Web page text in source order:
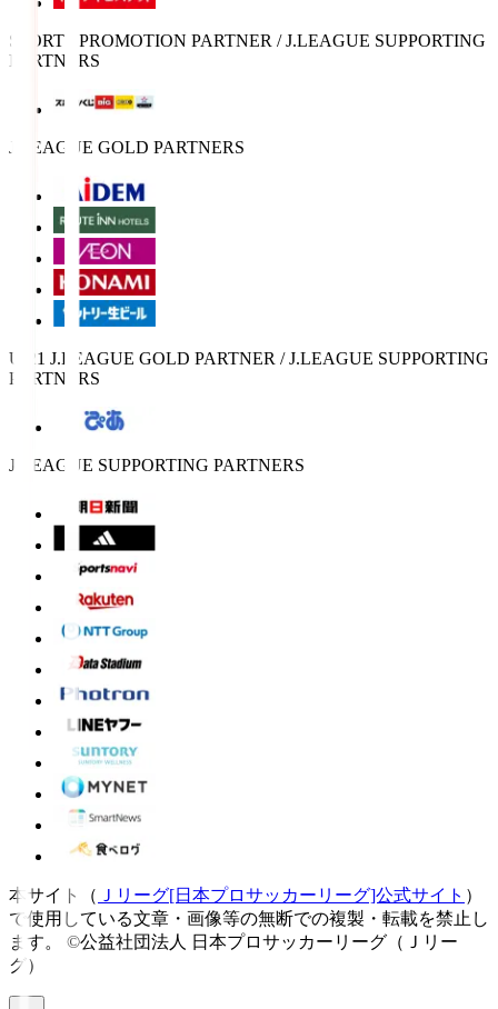
SPORTS PROMOTION PARTNER / J.LEAGUE SUPPORTING
PARTNERS
J.LEAGUE GOLD PARTNERS
U-21 J.LEAGUE GOLD PARTNER / J.LEAGUE SUPPORTING
PARTNERS
J.LEAGUE SUPPORTING PARTNERS
本サイト（ Ｊリーグ[日本プロサッカーリーグ]公式サイト ）
で使用している文章・画像等の無断での複製・転載を禁止し
ます。
©公益社団法人 日本プロサッカーリーグ（Ｊリー
グ）